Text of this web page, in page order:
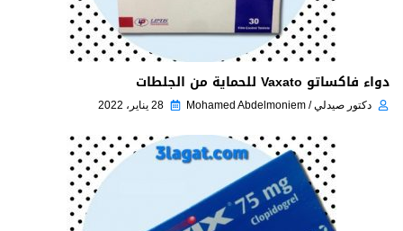
دواء فاكساتو Vaxato للحماية من الجلطات
دكتور صيدلي / Mohamed Abdelmoniem 28 يناير، 2022